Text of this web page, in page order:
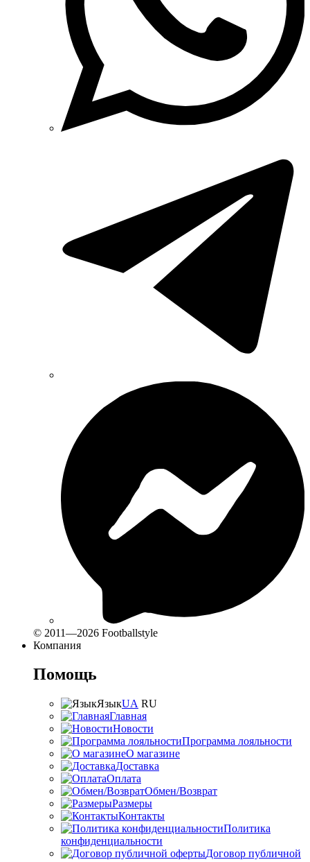
© 2011—2026 Footballstyle
Компания
Помощь
ЯзыкUA RU
Главная
Новости
Программа лояльности
О магазине
Доставка
Оплата
Обмен/Возврат
Размеры
Контакты
Политика
конфиденциальности
Договор публичной